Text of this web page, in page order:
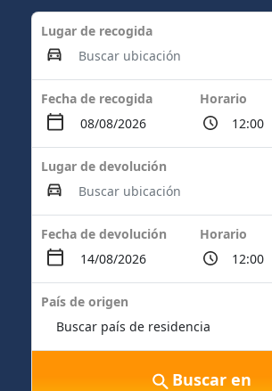
Lugar de recogida
Fecha de recogida Horario
Lugar de devolución
Fecha de devolución Horario
País de origen
Buscar en